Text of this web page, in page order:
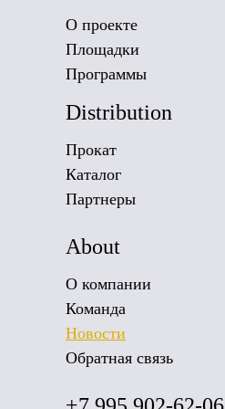
О проекте
Площадки
Программы
Distribution
Прокат
Каталог
Партнеры
About
О компании
Команда
Новости
Обратная связь